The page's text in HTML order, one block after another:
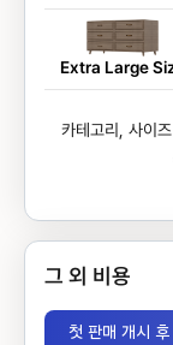
Extra Large
카테고리, 사이
그 외 비용
첫 판매 개시